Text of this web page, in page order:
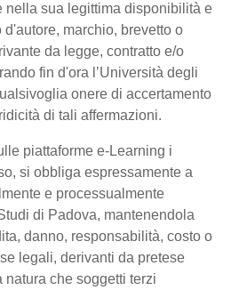
nella sua legittima disponibilità e
marchio, brevetto o
da legge, contratto e/o
fin d'ora l’Università degli
onere di accertamento
di tali affermazioni.
piattaforme e-Learning i
si obbliga espressamente a
e processualmente
di Padova, mantenendola
danno, responsabilità, costo o
legali, derivanti da pretese
che soggetti terzi